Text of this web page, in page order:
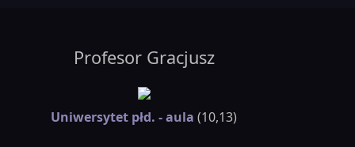
Profesor Gracjusz
Uniwersytet płd. - aula (10,13)